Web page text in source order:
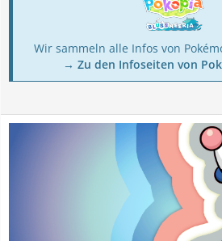
Wir sammeln alle Infos von
→ Zu den Infoseiten von